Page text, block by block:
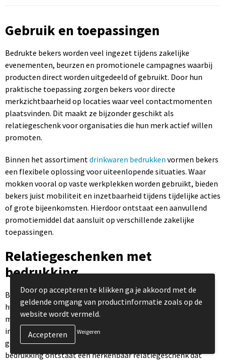
Gebruik en toepassingen
Bedrukte bekers worden veel ingezet tijdens zakelijke
evenementen, beurzen en promotionele campagnes waarbij
producten direct worden uitgedeeld of gebruikt. Door hun
praktische toepassing zorgen bekers voor directe
merkzichtbaarheid op locaties waar veel contactmomenten
plaatsvinden. Dit maakt ze bijzonder geschikt als
relatiegeschenk voor organisaties die hun merk actief willen
promoten.
Binnen het assortimentdrinkwaren bedrukken vormen bekers
een flexibele oplossing voor uiteenlopende situaties. Waar
mokken vooral op vaste werkplekken worden gebruikt, bieden
bekers juist mobiliteit en inzetbaarheid tijdens tijdelijke acties
of grote bijeenkomsten. Hierdoor ontstaat een aanvullend
promotiemiddel dat aansluit op verschillende zakelijke
toepassingen.
Relatiegeschenken met
bedrukking
Bekers laten bedrukken biedt bedrijven de mogelijkheid om
hun merk zichtbaar te maken tijdens momenten waarop veel
mensen samenkomen. Denk aan bedrijfsdagen,
introductiecampagnes of sportieve evenementen waarbij
gebruiksgemak centraal staat. Door een professionele
bedrukking ontstaat een herkenbaar relatiegeschenk dat
Door op accepteren te klikken ga je akkoord met de
geldende omgang van productinformatie zoals op de
website wordt vermeld.
Weigeren